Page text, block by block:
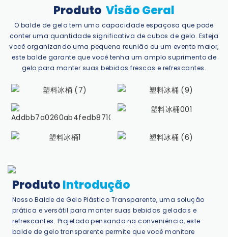
Produto Visão Geral
O balde de gelo tem uma capacidade espaçosa que pode
conter uma quantidade significativa de cubos de gelo. Esteja
você organizando uma pequena reunião ou um evento maior,
este balde garante que você tenha um amplo suprimento de
gelo para manter suas bebidas frescas e refrescantes.
ProdutoIntrodução
Nosso Balde de Gelo Plástico Transparente, uma solução
prática e versátil para manter suas bebidas geladas e
refrescantes. Projetado pensando na conveniência, este
balde de gelo transparente permite que você monitore